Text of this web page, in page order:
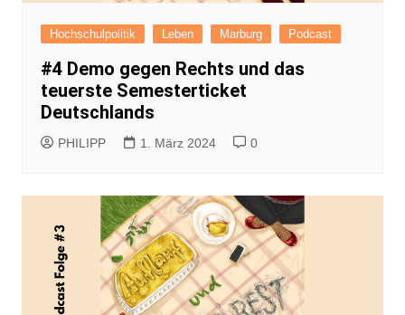
Hochschulpolitik Leben Marburg Podcast
#4 Demo gegen Rechts und das
teuerste Semesterticket
Deutschlands
PHILIPP 1. März 2024 0